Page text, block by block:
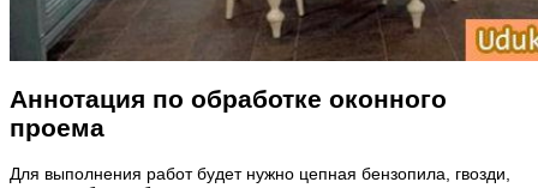
Аннотация по обработке оконного
проема
Для выполнения работ будет нужно цепная бензопила, гвозди,